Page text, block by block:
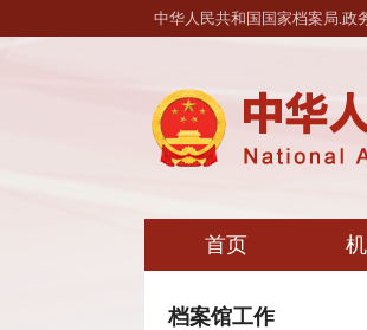
中华人民共和国国家档案局.政
首页
档案馆工作